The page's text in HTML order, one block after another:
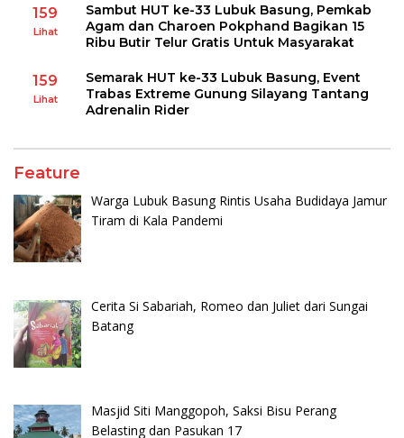
159
Lihat
Sambut HUT ke-33 Lubuk Basung, Pemkab
Agam dan Charoen Pokphand Bagikan 15
Ribu Butir Telur Gratis Untuk Masyarakat
159
Lihat
Semarak HUT ke-33 Lubuk Basung, Event
Trabas Extreme Gunung Silayang Tantang
Adrenalin Rider
Feature
Warga Lubuk Basung Rintis Usaha Budidaya Jamur
Tiram di Kala Pandemi
Cerita Si Sabariah, Romeo dan Juliet dari Sungai
Batang
Masjid Siti Manggopoh, Saksi Bisu Perang
Belasting dan Pasukan 17